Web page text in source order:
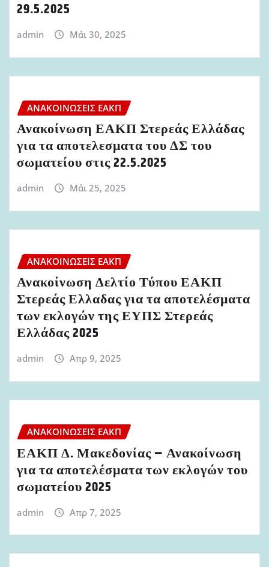
29.5.2025
admin Μάι 30, 2025
ΑΝΑΚΟΙΝΏΣΕΙΣ ΕΑΚΠ
Ανακοίνωση ΕΑΚΠ Στερεάς Ελλάδας
για τα αποτελεσματα του ΔΣ του
σωματείου στις 22.5.2025
admin Μάι 25, 2025
ΑΝΑΚΟΙΝΏΣΕΙΣ ΕΑΚΠ
Ανακοίνωση Δελτίο Τύπου ΕΑΚΠ
Στερεάς Ελλαδας για τα αποτελέσματα
των εκλογών της ΕΥΠΣ Στερεάς
Ελλάδας 2025
admin Απρ 9, 2025
ΑΝΑΚΟΙΝΏΣΕΙΣ ΕΑΚΠ
ΕΑΚΠ Δ. Μακεδονίας – Ανακοίνωση
για τα αποτελέσματα των εκλογών του
σωματείου 2025
admin Απρ 7, 2025